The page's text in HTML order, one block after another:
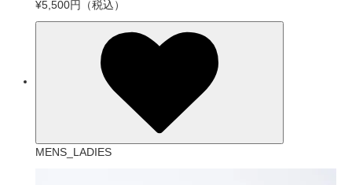
¥5,500円
（税込）
MENS_LADIES